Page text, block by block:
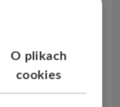
tworzy
O plikach
cookies